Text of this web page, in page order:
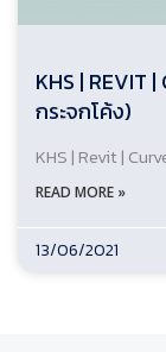
KHS | REVIT
กระจกโค้ง)
KHS | Revit |
READ MORE »
13/06/2021